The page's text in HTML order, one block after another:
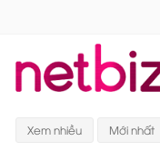
Xem nhiều Mới nhất